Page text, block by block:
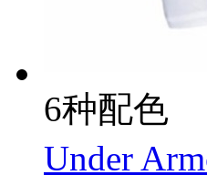
6种配色
Under